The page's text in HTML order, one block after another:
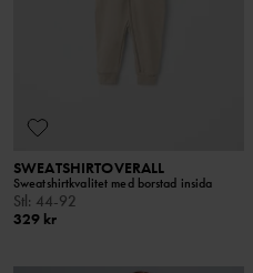
SWEATSHIRTOVERALL
Sweatshirtkvalitet med borstad insida
Stl: 44-92
329 kr